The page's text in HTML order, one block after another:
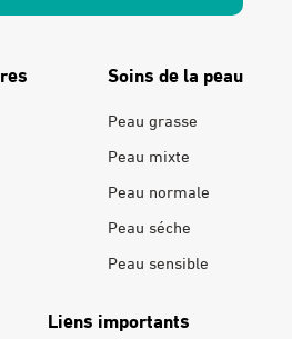
Soins de la peau
Peau grasse
Peau mixte
Peau normale
Peau séche
Peau sensible
Liens importants